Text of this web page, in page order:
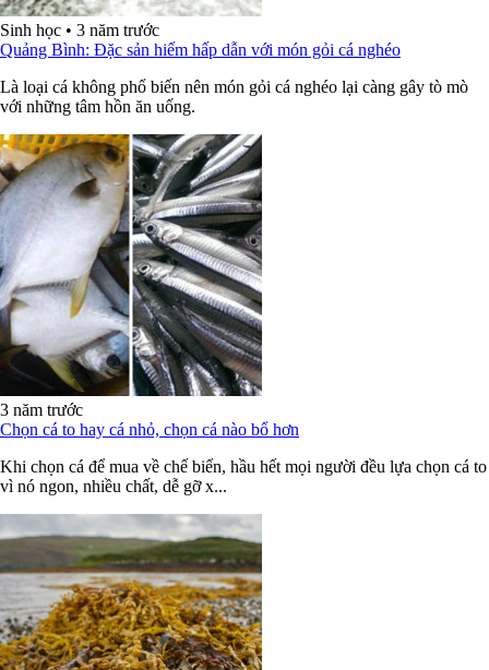
Sinh học • 3 năm trước
Quảng Bình: Đặc sản hiếm hấp dẫn với món gỏi cá nghéo
Là loại cá không phổ biến nên món gỏi cá nghéo lại càng gây tò mò
với những tâm hồn ăn uống.
3 năm trước
Chọn cá to hay cá nhỏ, chọn cá nào bổ hơn
Khi chọn cá để mua về chế biến, hầu hết mọi người đều lựa chọn cá to
vì nó ngon, nhiều chất, dễ gỡ x...